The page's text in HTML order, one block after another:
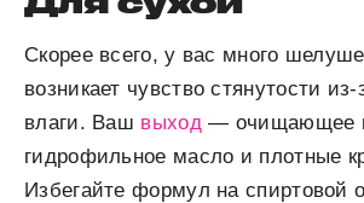
Скорее всего, у вас много
возникает чувство стянутости из-
влаги. Ваш выход— очищающее
гидрофильное масло и плотные
Избегайте формул на спиртовой